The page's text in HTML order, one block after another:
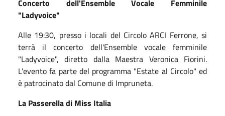
Concerto dell'Ensemble Vocale Femminile
"Ladyvoice"
Alle 19:30, presso i locali del Circolo ARCI Ferrone, si
terrà il concerto dell'Ensemble vocale femminile
"Ladyvoice", diretto dalla Maestra Veronica Fiorini.
L'evento fa parte del programma "Estate al Circolo" ed
è patrocinato dal Comune di Impruneta.
La Passerella di Miss Italia